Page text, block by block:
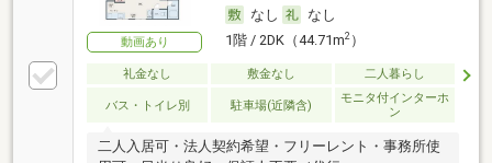
動画あり
なし
なし
1階 / 2DK（44.71m2）
礼金なし 敷金なし 二人暮らし
バス・トイレ別 駐車場(近隣含)
モニタ付インターホ
ン
二人入居可・法人契約希望・フリーレント・事務所使